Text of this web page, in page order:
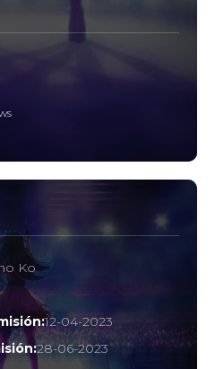
Ko
12-04-2023
28-06-2023